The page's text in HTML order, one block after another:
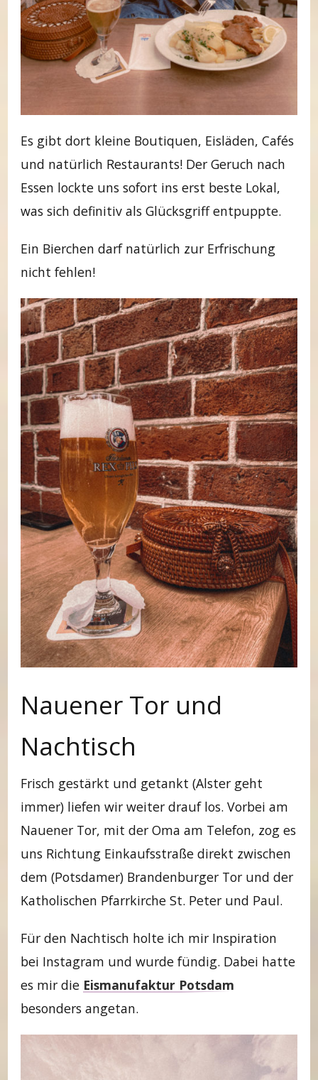
Es gibt dort kleine Boutiquen, Eisläden, Cafés
und natürlich Restaurants! Der Geruch nach
Essen lockte uns sofort ins erst beste Lokal,
was sich definitiv als Glücksgriff entpuppte.
Ein Bierchen darf natürlich zur Erfrischung
nicht fehlen!
Nauener Tor und
Nachtisch
Frisch gestärkt und getankt (Alster geht
immer) liefen wir weiter drauf los. Vorbei am
Nauener Tor, mit der Oma am Telefon, zog es
uns Richtung Einkaufsstraße direkt zwischen
dem (Potsdamer) Brandenburger Tor und der
Katholischen Pfarrkirche St. Peter und Paul.
Für den Nachtisch holte ich mir Inspiration
bei Instagram und wurde fündig. Dabei hatte
es mir die Eismanufaktur Potsdam
besonders angetan.